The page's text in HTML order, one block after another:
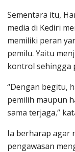
Sementara itu,
media di Kediri
memiliki peran
pemilu. Yaitu
kontrol sehingga
“Dengan begitu,
pemilih maupun
sama terjaga,”
Ia berharap agar
pengawasan